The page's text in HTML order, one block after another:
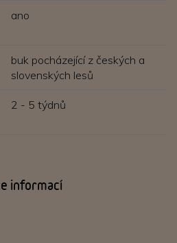
ano
buk pocházející z českých a
slovenských lesů
2 - 5 týdnů
informací